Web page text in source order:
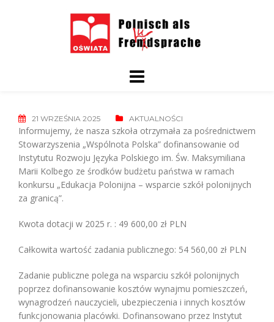
21 WRZEŚNIA 2025 AKTUALNOŚCI
Informujemy, że nasza szkoła otrzymała za pośrednictwem
Stowarzyszenia „Wspólnota Polska” dofinansowanie od
Instytutu Rozwoju Języka Polskiego im. Św. Maksymiliana
Marii Kolbego ze środków budżetu państwa w ramach
konkursu „Edukacja Polonijna – wsparcie szkół polonijnych
za granicą”.
Kwota dotacji w 2025 r. : 49 600,00 zł PLN
Całkowita wartość zadania publicznego: 54 560,00 zł PLN
Zadanie publiczne polega na wsparciu szkół polonijnych
poprzez dofinansowanie kosztów wynajmu pomieszczeń,
wynagrodzeń nauczycieli, ubezpieczenia i innych kosztów
funkcjonowania placówki. Dofinansowano przez Instytut